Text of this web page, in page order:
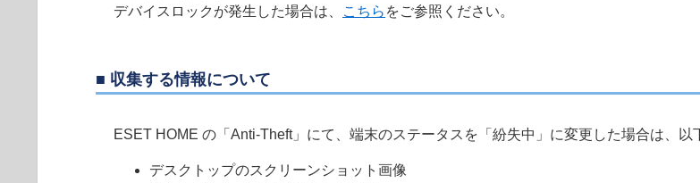
デバイスロックが発生した場合は、
こちら をご参照ください。
■ 収集する情報について
ESET HOME の「Anti-Theft」にて、端末のステータスを「紛失中」に変更した場合は、以
デスクトップのスクリーンショット画像